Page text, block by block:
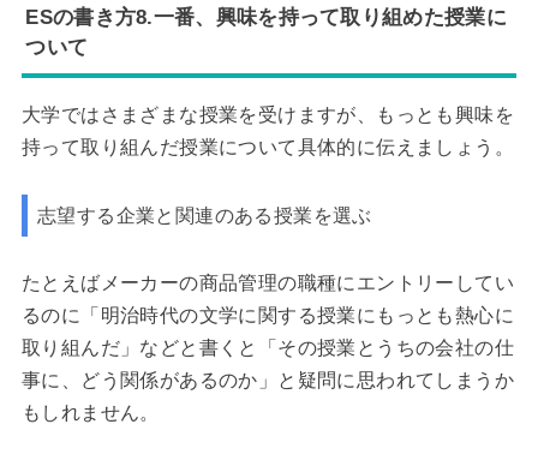
ESの書き方8.一番、興味を持って取り組めた授業に
ついて
大学ではさまざまな授業を受けますが、もっとも興味を
持って取り組んだ授業について具体的に伝えましょう。
志望する企業と関連のある授業を選ぶ
たとえばメーカーの商品管理の職種にエントリーしてい
るのに「明治時代の文学に関する授業にもっとも熱心に
取り組んだ」などと書くと「その授業とうちの会社の仕
事に、どう関係があるのか」と疑問に思われてしまうか
もしれません。